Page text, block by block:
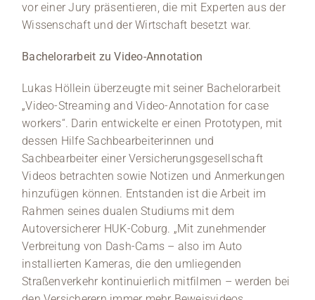
vor einer Jury präsentieren, die mit Experten aus der
Wissenschaft und der Wirtschaft besetzt war.
Bachelorarbeit zu Video-Annotation
Lukas Höllein überzeugte mit seiner Bachelorarbeit
„Video-Streaming and Video-Annotation for case
workers“. Darin entwickelte er einen Prototypen, mit
dessen Hilfe Sachbearbeiterinnen und
Sachbearbeiter einer Versicherungsgesellschaft
Videos betrachten sowie Notizen und Anmerkungen
hinzufügen können. Entstanden ist die Arbeit im
Rahmen seines dualen Studiums mit dem
Autoversicherer HUK-Coburg. „Mit zunehmender
Verbreitung von Dash-Cams – also im Auto
installierten Kameras, die den umliegenden
Straßenverkehr kontinuierlich mitfilmen – werden bei